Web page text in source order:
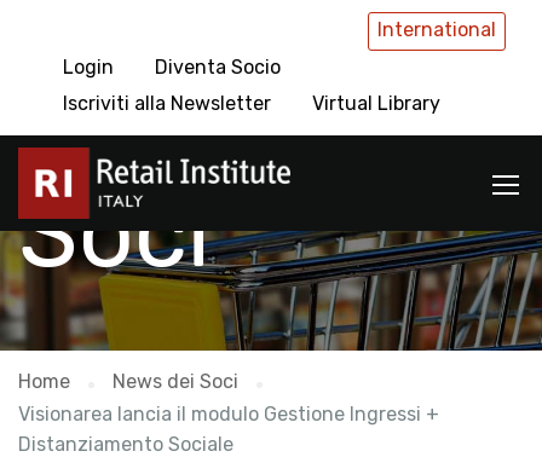
International
Login
Diventa Socio
Iscriviti alla Newsletter
Virtual Library
News dei
Soci
Home
News dei Soci
Visionarea lancia il modulo Gestione Ingressi +
Distanziamento Sociale